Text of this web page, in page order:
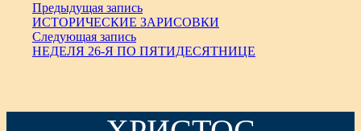
Предыдущая запись
ИСТОРИЧЕСКИЕ ЗАРИСОВКИ
Следующая запись
НЕДЕЛЯ 26-Я ПО ПЯТИДЕСЯТНИЦЕ